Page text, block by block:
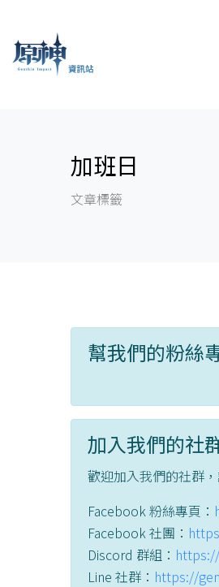
加班日
文章標籤
幫我們的粉絲
加入我們的社
歡迎加入我們的社群
Facebook 粉絲專頁：
Facebook 社團：
Discord 群組：
Line 社群： https://